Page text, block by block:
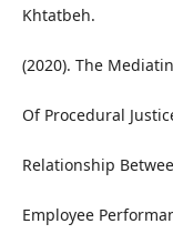
Khtatbeh.
(2020). The
Of Procedural
Relationship
Employee